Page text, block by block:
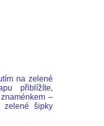
na zelené
přiblížíte,
–
zelené šipky